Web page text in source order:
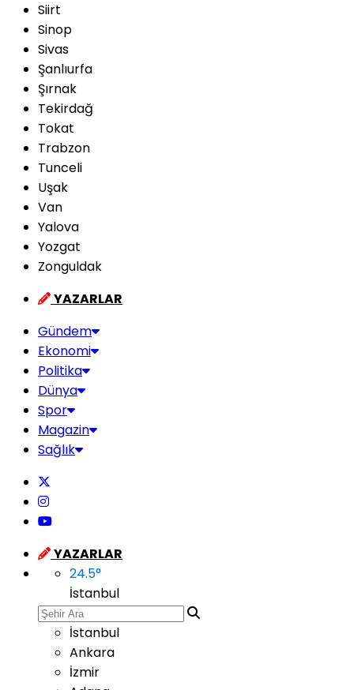
Siirt
Sinop
Sivas
Şanlıurfa
Şırnak
Tekirdağ
Tokat
Trabzon
Tunceli
Uşak
Van
Yalova
Yozgat
Zonguldak
YAZARLAR
Gündem
Ekonomi
Politika
Dünya
Spor
Magazin
Sağlık
YAZARLAR
24.5°
İstanbul
İstanbul
Ankara
İzmir